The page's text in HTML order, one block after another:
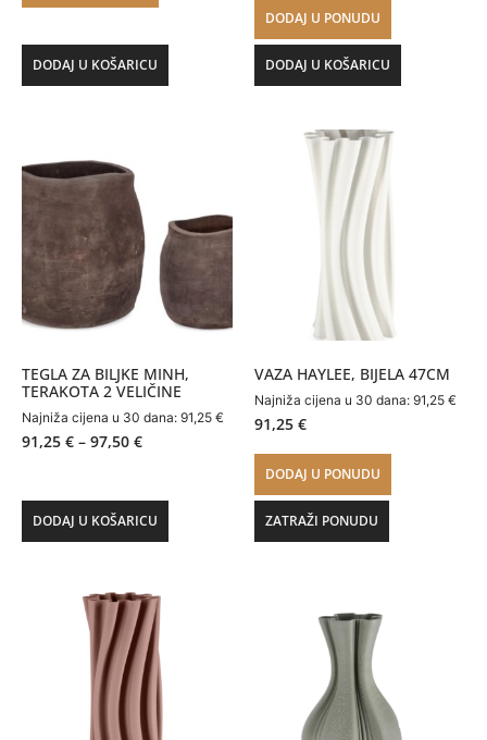
DODAJ U KOŠARICU
DODAJ U PONUDU
DODAJ U KOŠARICU
TEGLA ZA BILJKE MINH,
TERAKOTA 2 VELIČINE
Najniža cijena u 30 dana: 91,25 €
91,25 € – 97,50 €
DODAJ U KOŠARICU
VAZA HAYLEE, BIJELA 47CM
Najniža cijena u 30 dana: 91,25 €
91,25 €
DODAJ U PONUDU
ZATRAŽI PONUDU